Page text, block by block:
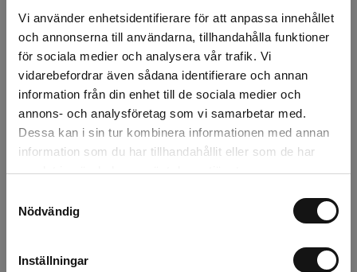
Vi använder enhetsidentifierare för att anpassa innehållet
och annonserna till användarna, tillhandahålla funktioner
för sociala medier och analysera vår trafik. Vi
vidarebefordrar även sådana identifierare och annan
information från din enhet till de sociala medier och
annons- och analysföretag som vi samarbetar med.
Dessa kan i sin tur kombinera informationen med annan
information som du har tillhandahållit eller som de har
samlat in när du har använt deras tjänster.
Nödvändig
Inställningar
Snabba leveranser
Kvalitetsprodukter
Över 30 år i branschen!
Lagerstatus
Årsta 4 st